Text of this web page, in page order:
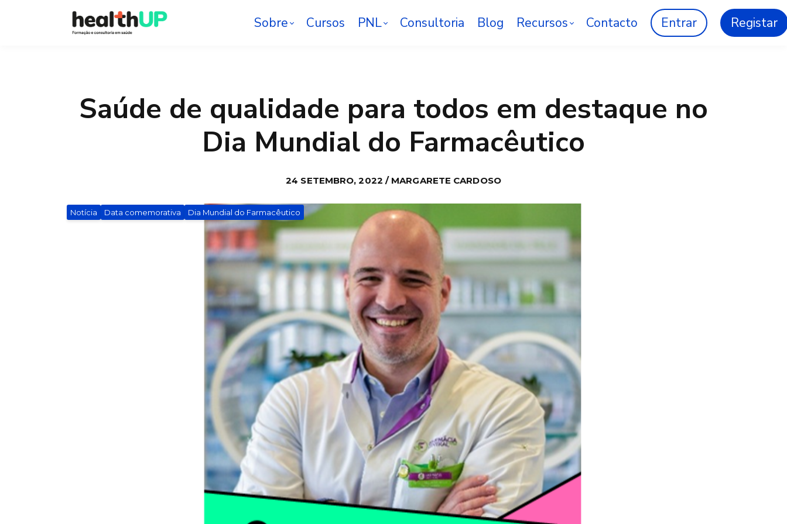
Sobre Cursos PNL Consultoria Blog Recursos Contacto Entrar Registar
Saúde de qualidade para todos em destaque no
Dia Mundial do Farmacêutico
24 SETEMBRO, 2022 / MARGARETE CARDOSO
Notícia Data comemorativa Dia Mundial do Farmacêutico